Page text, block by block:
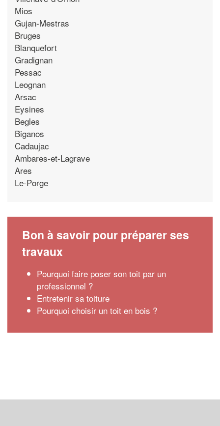
Mios
Gujan-Mestras
Bruges
Blanquefort
Gradignan
Pessac
Leognan
Arsac
Eysines
Begles
Biganos
Cadaujac
Ambares-et-Lagrave
Ares
Le-Porge
Bon à savoir pour préparer ses
travaux
Pourquoi faire poser son toit par un
professionnel ?
Entretenir sa toiture
Pourquoi choisir un toit en bois ?